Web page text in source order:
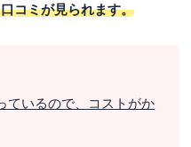
コミが見られます。
ているので、コストがか